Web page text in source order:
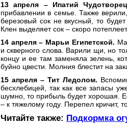
13 апреля – Ипатий
прибавлении в семье. Также
березовый сок не вкусный, то
Клен выделяет сок – скоро
14 апреля – Марьи Египетской.
и скверного слова. Варили щи, но
концу и ее там заменяла зелень,
буйно цвести. Молния блестит на
15 апреля – Тит Ледолом.
бесхлебицей, так как все запасы
шумно, то прибыль будет хорошая.
– к тяжелому году. Перепел кричит,
Читайте также: Подкормка